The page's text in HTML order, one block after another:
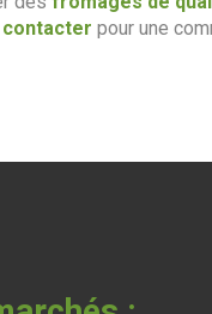
contacter pour une